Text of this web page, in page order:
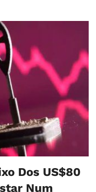
Dos US$80
Num